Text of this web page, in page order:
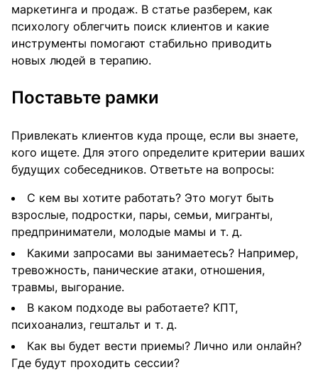
маркетинга и продаж. В статье разберем, как
психологу облегчить поиск клиентов и какие
инструменты помогают стабильно приводить
новых людей в терапию.
Поставьте рамки
Привлекать клиентов куда проще, если вы знаете,
кого ищете. Для этого определите критерии ваших
будущих собеседников. Ответьте на вопросы:
С кем вы хотите работать? Это могут быть
взрослые, подростки, пары, семьи, мигранты,
предприниматели, молодые мамы и т. д.
Какими запросами вы занимаетесь? Например,
тревожность, панические атаки, отношения,
травмы, выгорание.
В каком подходе вы работаете? КПТ,
психоанализ, гештальт и т. д.
Как вы будет вести приемы? Лично или онлайн?
Где будут проходить сессии?